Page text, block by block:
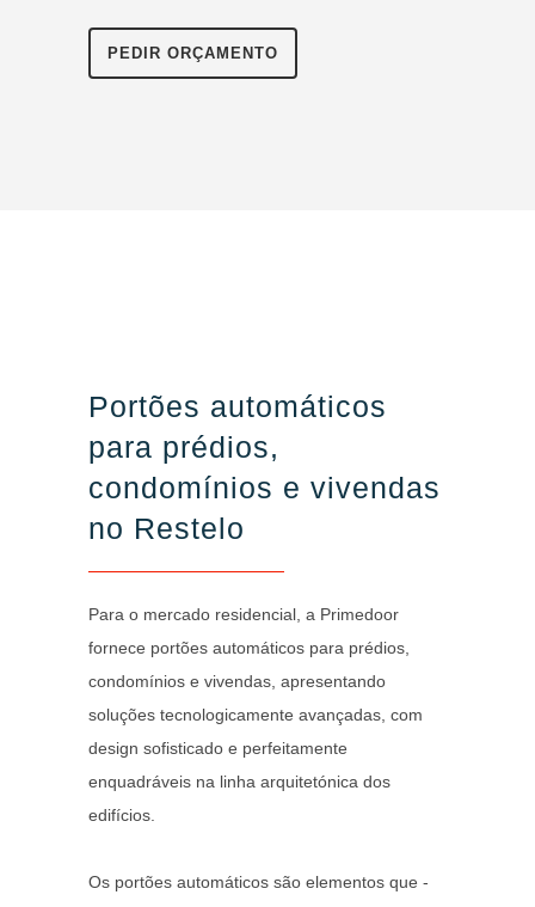
PEDIR ORÇAMENTO
Portões automáticos
para prédios,
condomínios e vivendas
no Restelo
Para o mercado residencial, a Primedoor
fornece portões automáticos para prédios,
condomínios e vivendas, apresentando
soluções tecnologicamente avançadas, com
design sofisticado e perfeitamente
enquadráveis na linha arquitetónica dos
edifícios.
Os portões automáticos são elementos que -